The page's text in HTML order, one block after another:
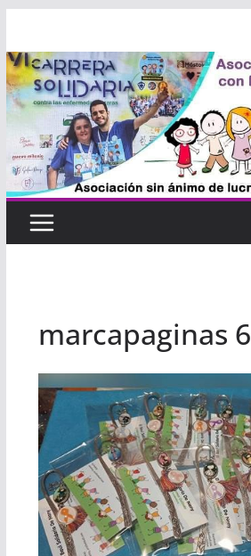
contenido
marcapaginas 6